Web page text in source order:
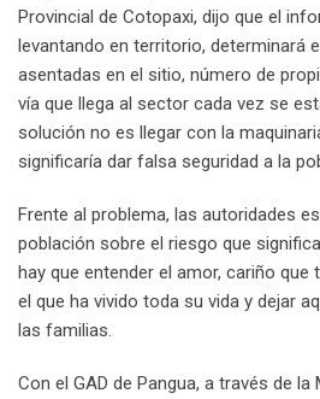
Provincial de Cotopaxi, dijo que el
levantando en territorio, determinará
asentadas en el sitio, número de
vía que llega al sector cada vez se
solución no es llegar con la
significaría dar falsa seguridad a la
Frente al problema, las autoridades
población sobre el riesgo que
hay que entender el amor, cariño que
el que ha vivido toda su vida y dejar
las familias.
Con el GAD de Pangua, a través de